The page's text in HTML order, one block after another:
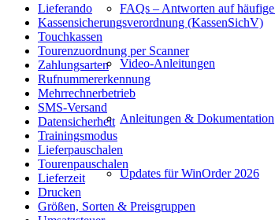
FAQs – Antworten auf häufige
Video-Anleitungen
Anleitungen & Dokumentation
Updates für WinOrder 2026
Lieferando
Kassensicherungsverordnung (KassenSichV)
Touchkassen
Tourenzuordnung per Scanner
Zahlungsarten
Rufnummererkennung
Mehrrechnerbetrieb
SMS-Versand
Datensicherheit
Trainingsmodus
Lieferpauschalen
Tourenpauschalen
Lieferzeit
Drucken
Größen, Sorten & Preisgruppen